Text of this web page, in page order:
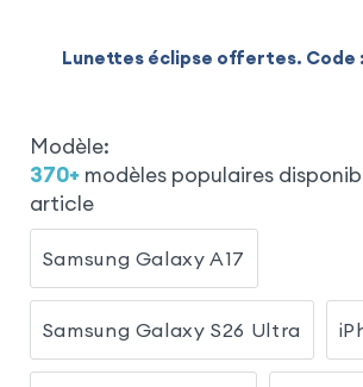
Lunettes éclipse offertes. Code :
Modèle:
370+ modèles populaires
article
Samsung Galaxy A17
Samsung Galaxy S26 Ultra